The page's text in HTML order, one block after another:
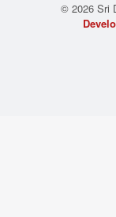
© 2026 Sri